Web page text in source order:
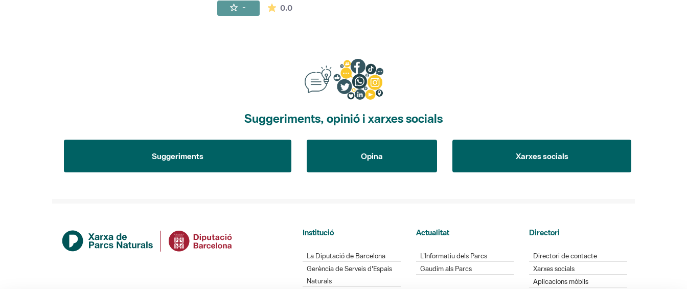
- 0.0La mitjana de les valoracions és de 0 estrelles de 5.
Suggeriments, opinió i xarxes socials
Suggeriments Opina Xarxes socials
Institució
La Diputació de Barcelona
Gerència de Serveis d'Espais
Naturals
Actualitat
L'Informatiu dels Parcs
Gaudim als Parcs
Directori
Directori de contacte
Xarxes socials
Aplicacions mòbils